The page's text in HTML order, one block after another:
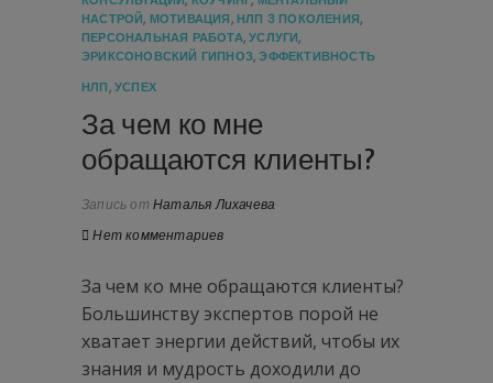
НАСТРОЙ, МОТИВАЦИЯ,НЛП 3 ПОКОЛЕНИЯ,
ПЕРСОНАЛЬНАЯ РАБОТА,УСЛУГИ,
ЭРИКСОНОВСКИЙ ГИПНОЗ,ЭФФЕКТИВНОСТЬ
НЛП,УСПЕХ
За чем ко мне
обращаются клиенты?
Запись от Наталья Лихачева
Нет комментариев
За чем ко мне обращаются клиенты?
Большинству экспертов порой не
хватает энергии действий, чтобы их
знания и мудрость доходили до